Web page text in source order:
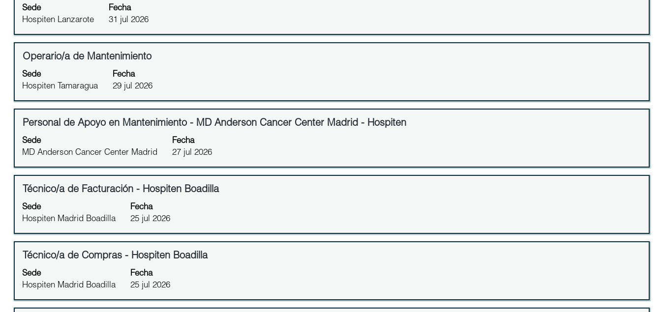
de
8
Utilice
el
para
navegar
por
lista
puestos.
para
ver
detalles
del
puesto.
contenido
completo
la
información
del
puesto.
Sede
Hospiten Lanzarote
Fecha
31 jul 2026
barra
espaciadora
para
el
contenido
completo
la
información
puesto.
Título
Operario/a de Mantenimiento
Sede
Hospiten Tamaragua
Fecha
29 jul 2026
Utilice
la
barra
espaciadora
para
el
contenido
completo
la
información
puesto.
Título
Personal de Apoyo en Mantenimiento - MD Anderson Cancer Center Madrid - Hospiten
Sede
MD Anderson Cancer Center Madrid
Fecha
27 jul 2026
Utilice
la
barra
espaciadora
para
el
contenido
completo
la
información
puesto.
Título
Técnico/a de Facturación - Hospiten Boadilla
Sede
Hospiten Madrid Boadilla
Fecha
25 jul 2026
Utilice
la
barra
espaciadora
para
el
contenido
completo
la
Título
Técnico/a de Compras - Hospiten Boadilla
Sede
Hospiten Madrid Boadilla
Fecha
25 jul 2026
Utilice
la
barra
espaciadora
para